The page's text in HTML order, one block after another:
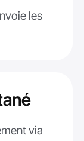
les
via